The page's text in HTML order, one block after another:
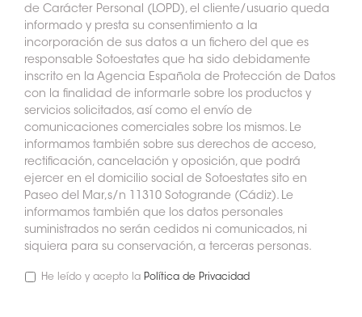
de Carácter Personal (LOPD), el cliente/usuario queda
informado y presta su consentimiento a la
incorporación de sus datos a un fichero del que es
responsable Sotoestates que ha sido debidamente
inscrito en la Agencia Española de Protección de Datos
con la finalidad de informarle sobre los productos y
servicios solicitados, así como el envío de
comunicaciones comerciales sobre los mismos. Le
informamos también sobre sus derechos de acceso,
rectificación, cancelación y oposición, que podrá
ejercer en el domicilio social de Sotoestates sito en
Paseo del Mar,s/n 11310 Sotogrande (Cádiz). Le
informamos también que los datos personales
suministrados no serán cedidos ni comunicados, ni
siquiera para su conservación, a terceras personas.
He leído y acepto la Política de Privacidad